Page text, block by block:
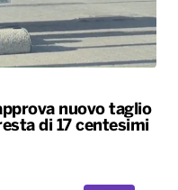
nuovo taglio
di 17 centesimi